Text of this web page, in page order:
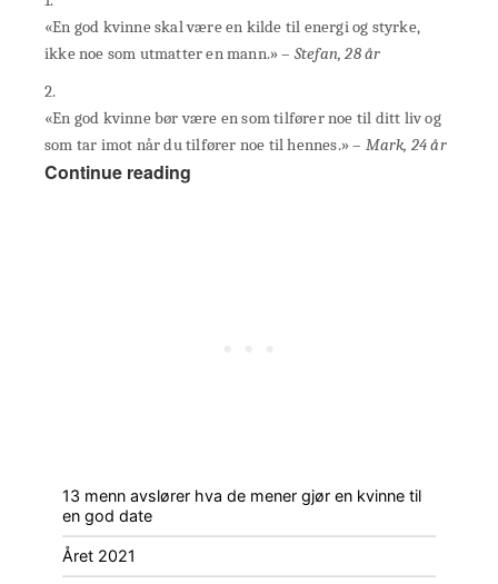
«En god kvinne skal være en kilde til energi og styrke,
ikke noe som utmatter en mann.» – Stefan, 28 år
2.
«En god kvinne bør være en som tilfører noe til ditt liv og
som tar imot når du tilfører noe til hennes.» – Mark, 24 år
Continue reading
13 menn avslører hva de mener gjør en kvinne til
en god date
Året 2021